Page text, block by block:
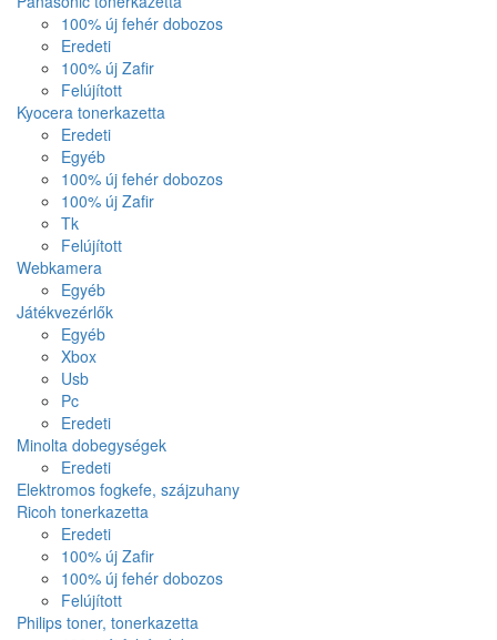
100% új fehér dobozos
Eredeti
100% új Zafir
Felújított
Kyocera tonerkazetta
Eredeti
Egyéb
100% új fehér dobozos
100% új Zafir
Tk
Felújított
Webkamera
Egyéb
Játékvezérlők
Egyéb
Xbox
Usb
Pc
Eredeti
Minolta dobegységek
Eredeti
Elektromos fogkefe, szájzuhany
Ricoh tonerkazetta
Eredeti
100% új Zafir
100% új fehér dobozos
Felújított
Philips toner, tonerkazetta